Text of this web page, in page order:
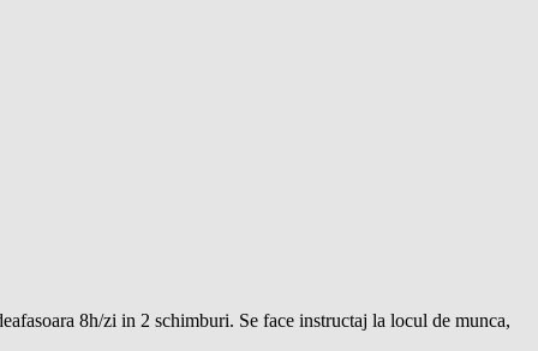
8h/zi in 2 schimburi. Se face instructaj la locul de munca,